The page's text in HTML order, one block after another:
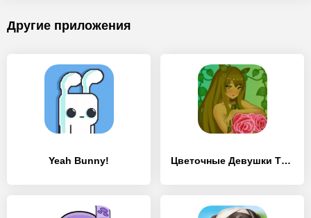
Другие приложения
Yeah Bunny! Цветочные Девушки Тамагочи